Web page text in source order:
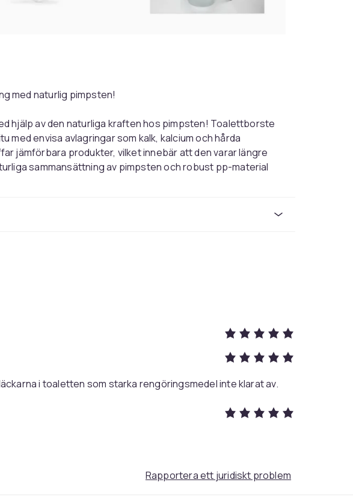
med naturlig pimpsten!
hjälp av den naturliga kraften hos pimpsten! Toalettborste
med envisa avlagringar som kalk, kalcium och hårda
jämförbara produkter, vilket innebär att den varar längre
sammansättning av pimpsten och robust pp-material
till toaletten; den fungerar lika bra på BBQ-grillar,
handfat. Med enkel användning och utan risk för repor
som toalettskålar, kakel, badkar och handfat
260
i toaletten som starka rengöringsmedel inte klarat av.
Rapportera ett juridiskt problem